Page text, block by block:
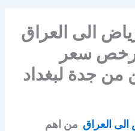
الى العراق
ارخص سعر
جدة لبغداد
العراق من اهم